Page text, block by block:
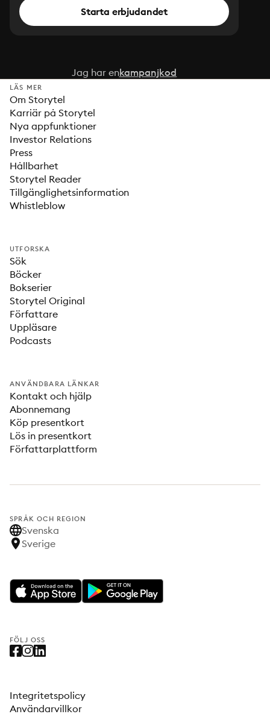
Starta erbjudandet
Jag har enkampanjkod
LÄS MER
Om Storytel
Karriär på Storytel
Nya appfunktioner
Investor Relations
Press
Hållbarhet
Storytel Reader
Tillgänglighetsinformation
Whistleblow
UTFORSKA
Sök
Böcker
Bokserier
Storytel Original
Författare
Uppläsare
Podcasts
ANVÄNDBARA LÄNKAR
Kontakt och hjälp
Abonnemang
Köp presentkort
Lös in presentkort
Författarplattform
SPRÅK OCH REGION
Svenska
Sverige
FÖLJ OSS
Integritetspolicy
Användarvillkor